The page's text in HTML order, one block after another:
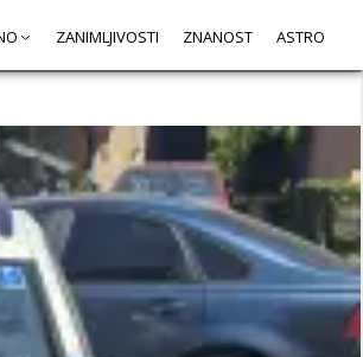
ZANIMLJIVOSTI ZNANOST ASTRO